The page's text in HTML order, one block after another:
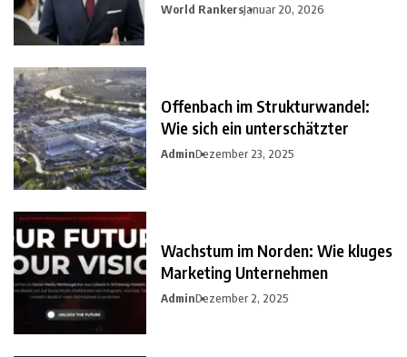
World RankersJanuar 20, 2026
Offenbach im Strukturwandel:
Wie sich ein unterschätzter
AdminDezember 23, 2025
Wachstum im Norden: Wie kluges
Marketing Unternehmen
AdminDezember 2, 2025